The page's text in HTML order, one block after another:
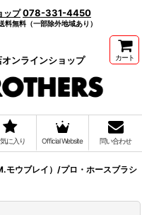
ップ 078-331-4450
無料（一部除外地域あり）
ンラインショップ カート
に入り Official Website 問い合わせ
モウブレイ）/プロ・ホースブラシ